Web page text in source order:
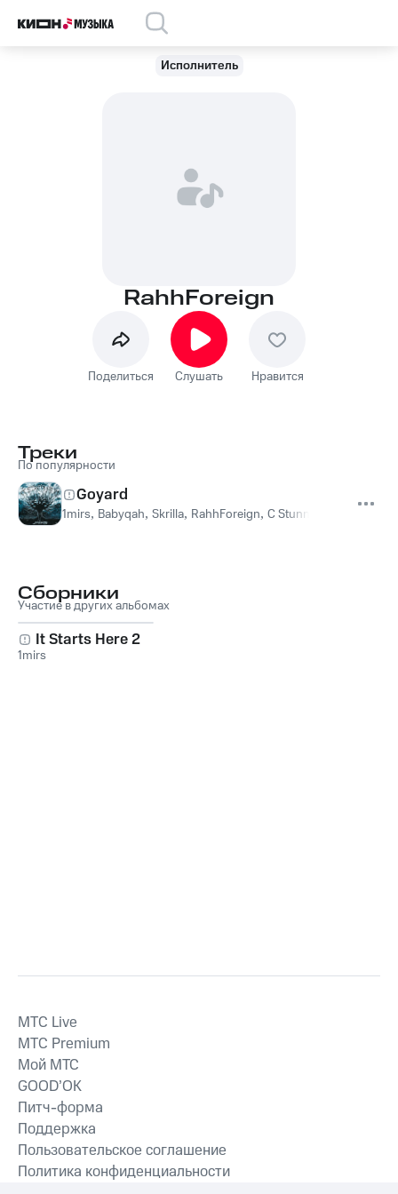
Исполнитель
RahhForeign
Поделиться Слушать Нравится
Треки
По популярности
Goyard
1mirs, Babyqah, Skrilla, RahhForeign, C Stunna
Сборники
Участие в других альбомах
It Starts Here 2
1mirs
MTС Live
MTС Premium
Мой МТС
GOOD’OK
Питч-форма
Поддержка
Пользовательское соглашение
Политика конфиденциальности